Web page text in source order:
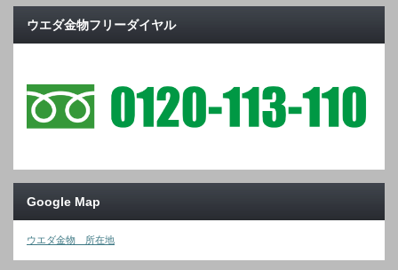
ウエダ金物フリーダイヤル
Google Map
ウエダ金物 所在地